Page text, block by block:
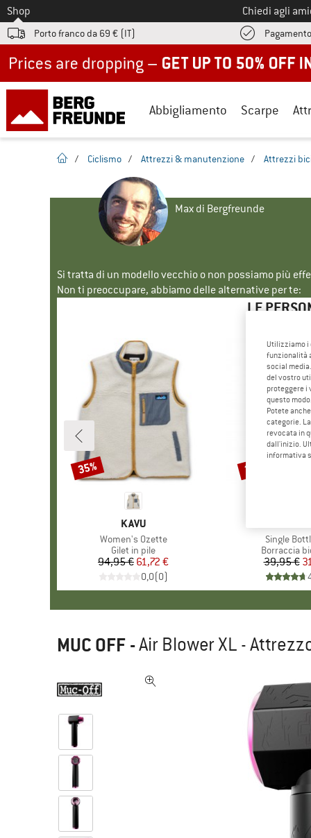
Allo
Shop Chiedi agli
Porto franco da 69 € (IT)
Abbigliamento Scarpe
pagina iniziale
/ Ciclismo / Attrezzi & manutenzione / Attrezzi
Max di Bergfreunde
Si tratta di un modello vecchio o non possiamo più
Non ti preoccupare, abbiamo delle alternative per te:
LE
MARCHIO
KAVU
Articolo
Women's Ozette
Gruppo di prodotti
Gilet in pile
Prezzo
94,95 €Prezzo ridotto
61,72 €
0,0(0)
Sconto
35%
Articolo
Single
Gruppo di
Borraccia
39,95 €
Sconto
20%
MUC OFF -Air Blower XL -
Utilizziamo i
funzionalità
social
del vostro
proteggere i
questo modo.
Potete
categorie.
revocata in
dall'inizio.
informativa